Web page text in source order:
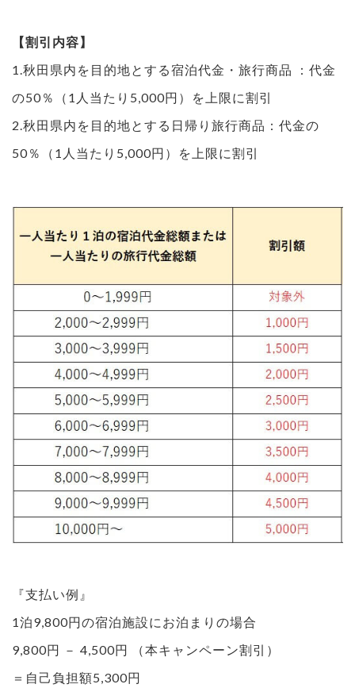
【割引内容】
1.秋田県内を目的地とする宿泊代金・旅行商品 ：代金
の50％（1人当たり5,000円）を上限に割引
2.秋田県内を目的地とする日帰り旅行商品：代金の
50％（1人当たり5,000円）を上限に割引
『支払い例』
1泊9,800円の宿泊施設にお泊まりの場合
9,800円 － 4,500円 （本キャンペーン割引）
＝自己負担額5,300円